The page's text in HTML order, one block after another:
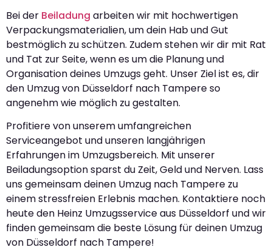
Bei der Beiladung arbeiten wir mit hochwertigen
Verpackungsmaterialien, um dein Hab und Gut
bestmöglich zu schützen. Zudem stehen wir dir mit Rat
und Tat zur Seite, wenn es um die Planung und
Organisation deines Umzugs geht. Unser Ziel ist es, dir
den Umzug von Düsseldorf nach Tampere so
angenehm wie möglich zu gestalten.
Profitiere von unserem umfangreichen
Serviceangebot und unseren langjährigen
Erfahrungen im Umzugsbereich. Mit unserer
Beiladungsoption sparst du Zeit, Geld und Nerven. Lass
uns gemeinsam deinen Umzug nach Tampere zu
einem stressfreien Erlebnis machen. Kontaktiere noch
heute den Heinz Umzugsservice aus Düsseldorf und wir
finden gemeinsam die beste Lösung für deinen Umzug
von Düsseldorf nach Tampere!